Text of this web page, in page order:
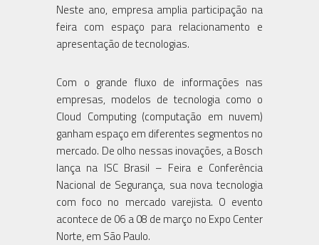
Neste ano, empresa amplia participação na
feira com espaço para relacionamento e
apresentação de tecnologias.
Com o grande fluxo de informações nas
empresas, modelos de tecnologia como o
Cloud Computing (computação em nuvem)
ganham espaço em diferentes segmentos no
mercado. De olho nessas inovações, a Bosch
lança na ISC Brasil – Feira e Conferência
Nacional de Segurança, sua nova tecnologia
com foco no mercado varejista. O evento
acontece de 06 a 08 de março no Expo Center
Norte, em São Paulo.